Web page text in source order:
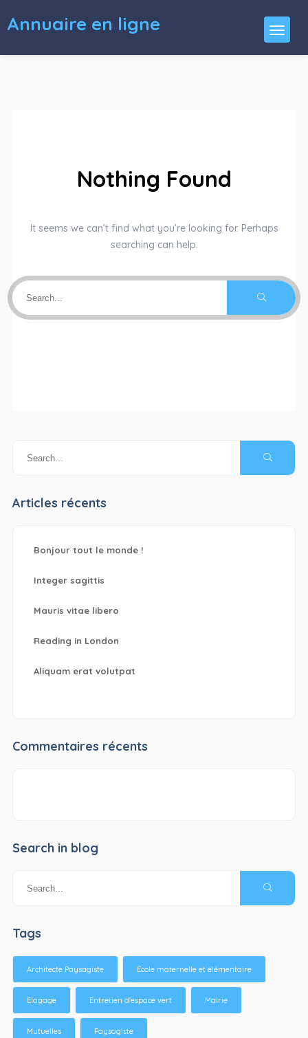
Annuaire en ligne
Nothing Found
It seems we can’t find what you’re looking for. Perhaps
searching can help.
Articles récents
Bonjour tout le monde !
Integer sagittis
Mauris vitae libero
Reading in London
Aliquam erat volutpat
Commentaires récents
Search in blog
Tags
Architecte Paysagiste Ecole maternelle et élémentaire
Elagage Entretien d'espace vert Mairie
Mutuelles Paysagiste